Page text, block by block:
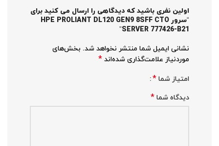
اولین نفری باشید که دیدگاهی را ارسال می کنید برای
“سرور HPE PROLIANT DL120 GEN9 8SFF CTO
SERVER 777426-B21”
نشانی ایمیل شما منتشر نخواهد شد. بخش‌های
موردنیاز علامت‌گذاری شده‌اند *
امتیاز شما *
دیدگاه شما *